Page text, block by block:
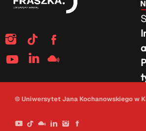
© Uniwersytet Jana Kochanowskiego w